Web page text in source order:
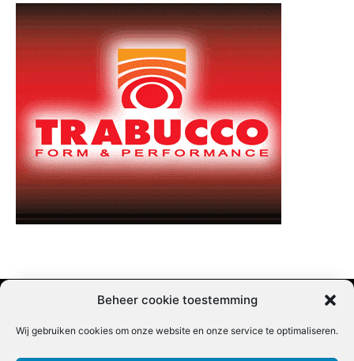
Beheer cookie toestemming
Wij gebruiken cookies om onze website en onze service te optimaliseren.